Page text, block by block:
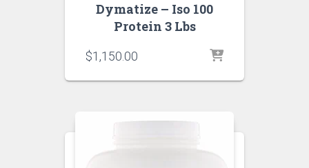
Dymatize – Iso 100
Protein 3 Lbs
$1,150.00